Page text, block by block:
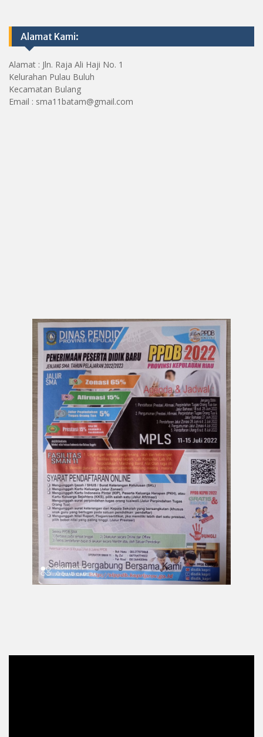
Alamat Kami:
Alamat : Jln. Raja Ali Haji No. 1
Kelurahan Pulau Buluh
Kecamatan Bulang
Email : sma11batam@gmail.com